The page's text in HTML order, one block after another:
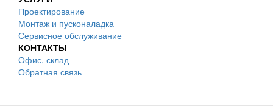
Проектирование
Монтаж и пусконаладка
Сервисное обслуживание
КОНТАКТЫ
Офис, склад
Обратная связь